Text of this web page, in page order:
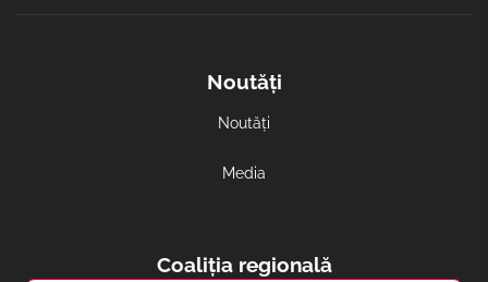
Noutăți
Noutăți
Media
Coaliția regională